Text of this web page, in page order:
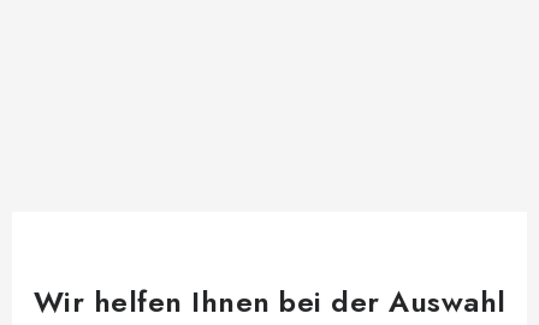
Wir helfen Ihnen bei der Auswahl